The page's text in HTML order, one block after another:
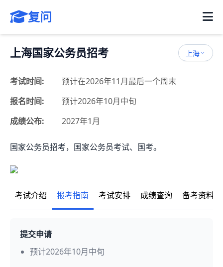
复问
上海国家公务员招考 上海
考试时间:
预计在2026年11月最后一个周末
报名时间:
预计2026年10月中旬
成绩公布:
2027年1月
国家公务员招考，国家公务员考试、国考。
考试介绍 报考指南 考试安排 成绩查询 备考资料
提交申请
预计2026年10月中旬